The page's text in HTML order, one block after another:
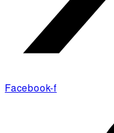
Facebook-f